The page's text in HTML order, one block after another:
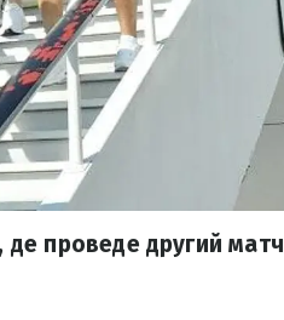
де проведе другий матч